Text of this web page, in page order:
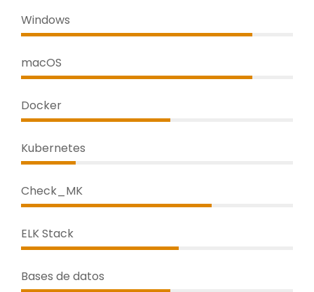
Windows
macOS
Docker
Kubernetes
Check_MK
ELK Stack
Bases de datos